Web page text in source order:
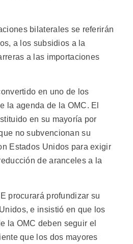
bilaterales se referirán
a los subsidios a la
a las importaciones
en uno de los
la agenda de la OMC. El
en su mayoría por
no subvencionan su
Estados Unidos para exigir
de aranceles a la
procurará profundizar su
e insistió en que los
la OMC deben seguir el
que los dos mayores